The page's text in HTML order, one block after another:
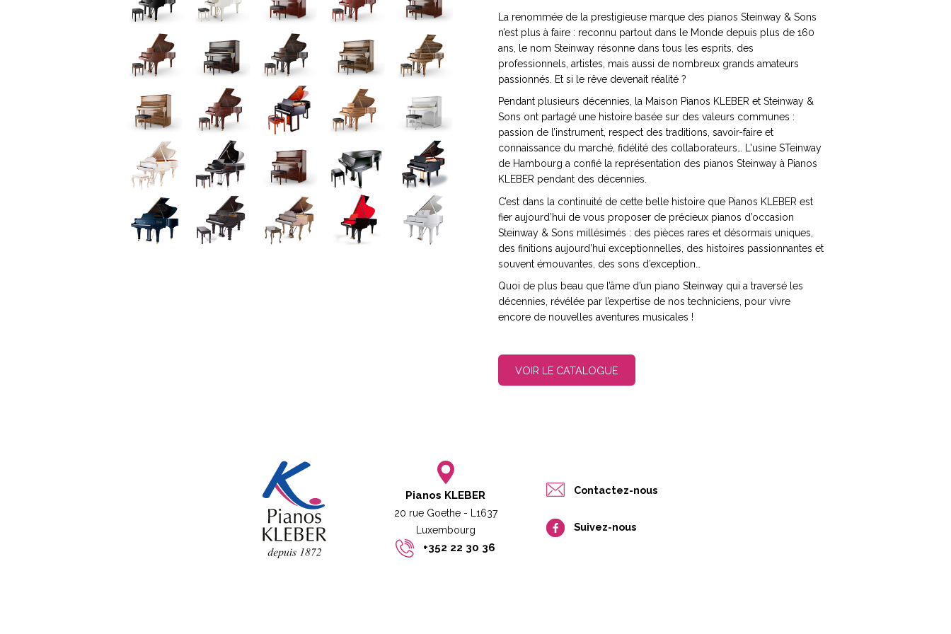
La renommée de la prestigieuse marque des pianos Steinway & Sons
n’est plus à faire : reconnu partout dans le Monde depuis plus de 160
ans, le nom Steinway résonne dans tous les esprits, des
professionnels, artistes, mais aussi de nombreux grands amateurs
passionnés. Et si le rêve devenait réalité ?
Pendant plusieurs décennies, la Maison Pianos KLEBER et Steinway &
Sons ont partagé une histoire basée sur des valeurs communes :
passion de l’instrument, respect des traditions, savoir-faire et
connaissance du marché, fidélité des collaborateurs… L'usine STeinway
de Hambourg a confié la représentation des pianos Steinway à Pianos
KLEBER pendant des décennies.
C’est dans la continuité de cette belle histoire que Pianos KLEBER est
fier aujourd’hui de vous proposer de précieux pianos d’occasion
Steinway & Sons millésimés : des pièces rares et désormais uniques,
des finitions aujourd’hui exceptionnelles, des histoires passionnantes et
souvent émouvantes, des sons d’exception…
Quoi de plus beau que l’âme d’un piano Steinway qui a traversé les
décennies, révélée par l’expertise de nos techniciens, pour vivre
encore de nouvelles aventures musicales !
VOIR LE CATALOGUE
Pianos KLEBER
20 rue Goethe - L1637
Luxembourg​​
+352 22 30 36
Contactez-nous
Suivez-nous